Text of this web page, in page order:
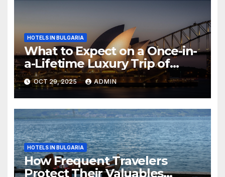
HOTELS IN BULGARIA
What to Expect on a Once-in-
a-Lifetime Luxury Trip of
Australia
OCT 29, 2025 ADMIN
HOTELS IN BULGARIA
How Frequent Travelers
Protect Their Valuables